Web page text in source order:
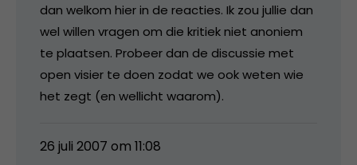
dan welkom hier in de reacties. Ik zou jullie dan
wel willen vragen om die kritiek niet anoniem
te plaatsen. Probeer dan de discussie met
open visier te doen zodat we ook weten wie
het zegt (en wellicht waarom).
26 juli 2007 om 11:08